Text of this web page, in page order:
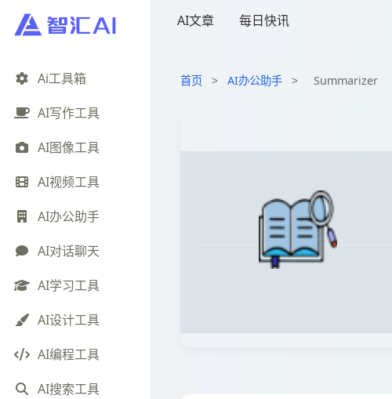
Ai工具箱
AI写作工具
AI图像工具
AI视频工具
AI办公助手
AI对话聊天
AI学习工具
AI设计工具
AI编程工具
AI搜索工具
AI文章 每日快讯
首页 > AI办公助手 > Summarizer